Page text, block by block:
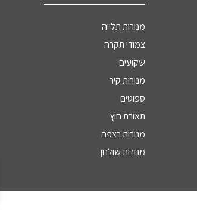
מנורות תלייה
צמודי תקרה
שקועים
מנורות קיר
ספוטים
תאורת חוץ
מנורות רצפה
מנורות שולחן